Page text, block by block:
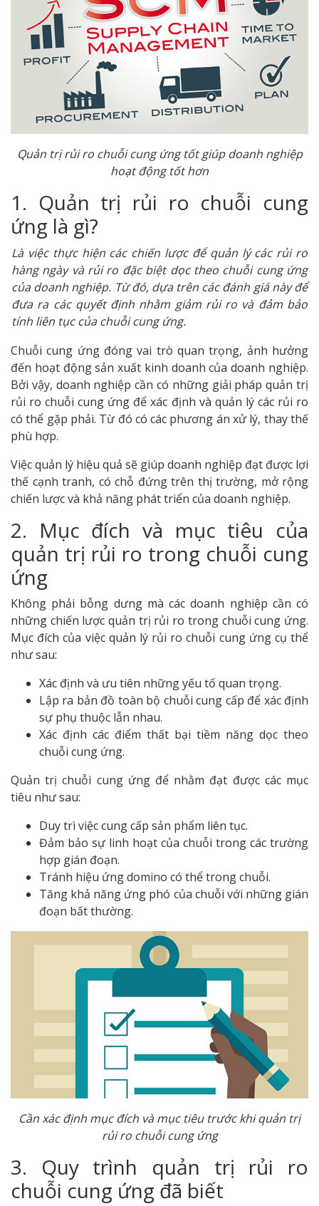
Quản trị rủi ro chuỗi cung ứng tốt giúp doanh nghiệp
hoạt động tốt hơn
1. Quản trị rủi ro chuỗi cung
ứng là gì?
Là việc thực hiện các chiến lược để quản lý các rủi ro
hàng ngày và rủi ro đặc biệt dọc theo chuỗi cung ứng
của doanh nghiệp. Từ đó, dựa trên các đánh giá này để
đưa ra các quyết định nhằm giảm rủi ro và đảm bảo
tính liên tục của chuỗi cung ứng.
Chuỗi cung ứng đóng vai trò quan trọng, ảnh hưởng
đến hoạt động sản xuất kinh doanh của doanh nghiệp.
Bởi vậy, doanh nghiệp cần có những giải pháp quản trị
rủi ro chuỗi cung ứng để xác định và quản lý các rủi ro
có thể gặp phải. Từ đó có các phương án xử lý, thay thế
phù hợp.
Việc quản lý hiệu quả sẽ giúp doanh nghiệp đạt được lợi
thế cạnh tranh, có chỗ đứng trên thị trường, mở rộng
chiến lược và khả năng phát triển của doanh nghiệp.
2. Mục đích và mục tiêu của
quản trị rủi ro trong chuỗi cung
ứng
Không phải bỗng dưng mà các doanh nghiệp cần có
những chiến lược quản trị rủi ro trong chuỗi cung ứng.
Mục đích của việc quản lý rủi ro chuỗi cung ứng cụ thể
như sau:
Xác định và ưu tiên những yếu tố quan trọng.
Lập ra bản đồ toàn bộ chuỗi cung cấp để xác định
sự phụ thuộc lẫn nhau.
Xác định các điểm thất bại tiềm năng dọc theo
chuỗi cung ứng.
Quản trị chuỗi cung ứng để nhằm đạt được các mục
tiêu như sau:
Duy trì việc cung cấp sản phẩm liên tục.
Đảm bảo sự linh hoạt của chuỗi trong các trường
hợp gián đoạn.
Tránh hiệu ứng domino có thể trong chuỗi.
Tăng khả năng ứng phó của chuỗi với những gián
đoạn bất thường.
Cần xác định mục đích và mục tiêu trước khi quản trị
rủi ro chuỗi cung ứng
3. Quy trình quản trị rủi ro
chuỗi cung ứng đã biết